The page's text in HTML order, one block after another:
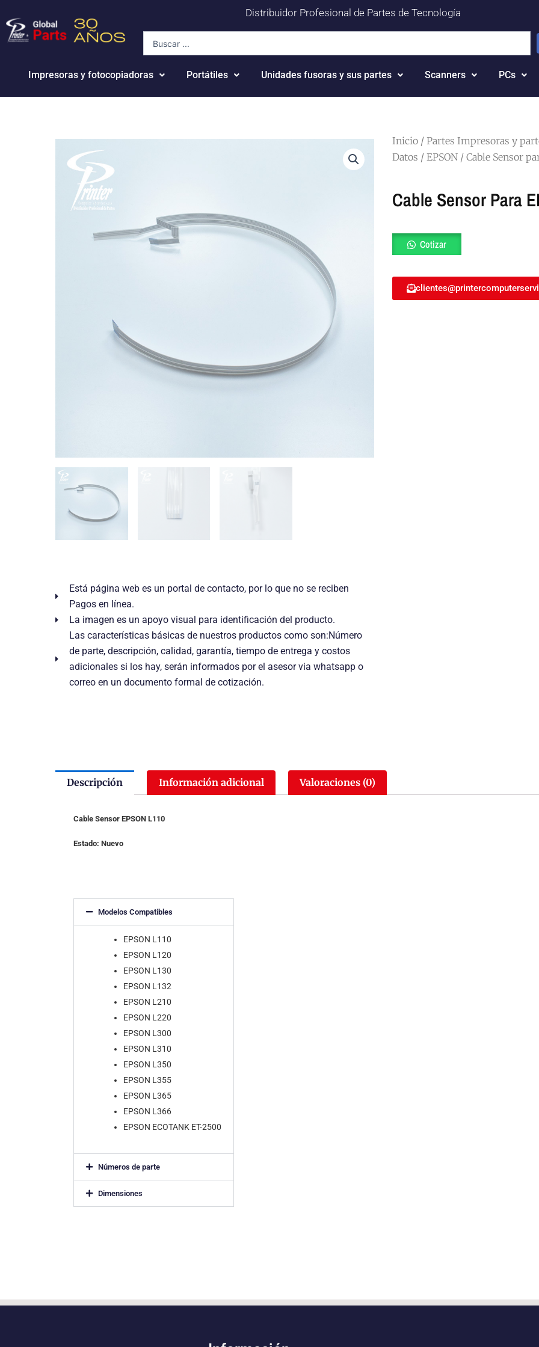
al
contenido
Distribuidor Profesional de Partes de Tecnología
Impresoras y fotocopiadoras Portátiles Unidades fusoras y sus partes Scanners PCs
Está página web es un portal de contacto, por lo que no se reciben
Pagos en línea.
La imagen es un apoyo visual para identificación del producto.
Las características básicas de nuestros productos como son:Número
de parte, descripción, calidad, garantía, tiempo de entrega y costos
adicionales si los hay, serán informados por el asesor via whatsapp o
correo en un documento formal de cotización.
Inicio / Partes Impresoras y
Datos / EPSON / Cable Sensor
Cable Sensor Para
Cable
Sensor
EPSON
L110
1616017
Cotizar
Descripción Información adicional Valoraciones (0)
Cable Sensor EPSON L110
Estado: Nuevo
Modelos Compatibles
EPSON L110
EPSON L120
EPSON L130
EPSON L132
EPSON L210
EPSON L220
EPSON L300
EPSON L310
EPSON L350
EPSON L355
EPSON L365
EPSON L366
EPSON ECOTANK ET-2500
Números de parte
Dimensiones